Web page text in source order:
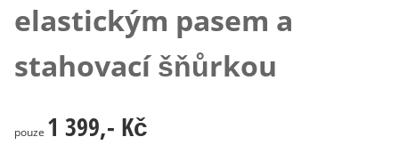
elastickým pasem a
stahovací šňůrkou
1 399,- Kč
pouze 1 399,- Kč